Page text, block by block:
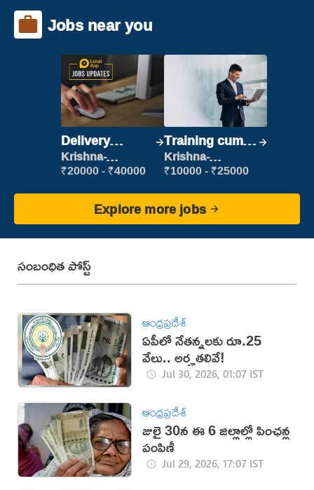
Jobs near you
Delivery
Executive
Krishna-
vijayawada
₹20000 - ₹40000
Training cum
Placement
Krishna-
vijayawada
₹10000 - ₹25000
Explore more jobs
సంబంధిత పోస్ట్
ఆంధ్రప్రదేశ్
ఏపీలో నేతన్నలకు రూ.25
వేలు.. అర్హతలివే!
Jul 30, 2026, 01:07 IST
ఆంధ్రప్రదేశ్
జులై 30న ఈ 6 జిల్లాల్లో పింఛన్ల
పంపిణీ
Jul 29, 2026, 17:07 IST